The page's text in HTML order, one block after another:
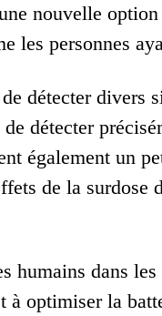
nouvelle
les personnes
détecter divers
détecter
également un
de la surdose
humains dans
optimiser la